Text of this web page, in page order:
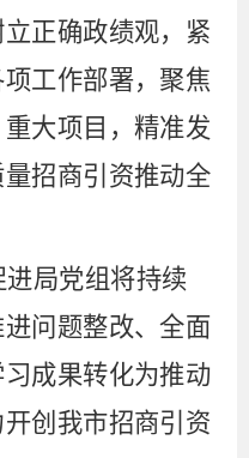
正确政绩观，紧
工作部署，聚焦
大项目，精准发
招商引资推动全
进局党组将持续
问题整改、全面
习成果转化为推动
创我市招商引资